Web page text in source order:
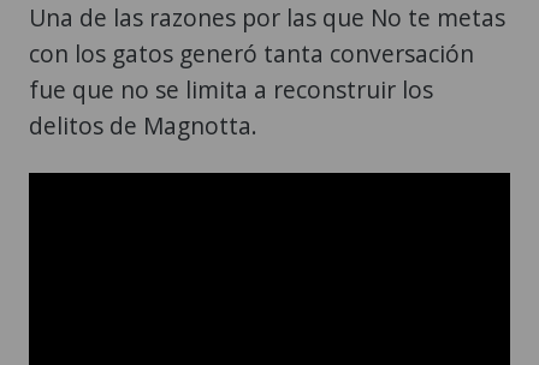
Una de las razones por las que No te metas
con los gatos generó tanta conversación
fue que no se limita a reconstruir los
delitos de Magnotta.